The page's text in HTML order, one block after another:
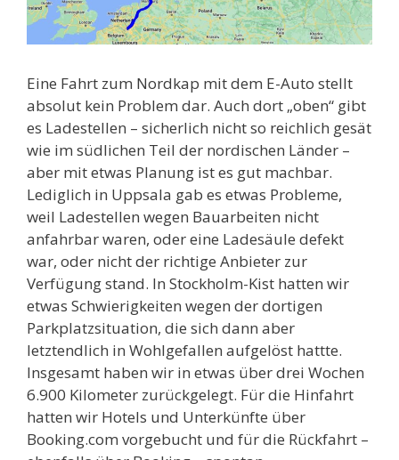
Eine Fahrt zum Nordkap mit dem E-Auto stellt
absolut kein Problem dar. Auch dort „oben“ gibt
es Ladestellen – sicherlich nicht so reichlich gesät
wie im südlichen Teil der nordischen Länder –
aber mit etwas Planung ist es gut machbar.
Lediglich in Uppsala gab es etwas Probleme,
weil Ladestellen wegen Bauarbeiten nicht
anfahrbar waren, oder eine Ladesäule defekt
war, oder nicht der richtige Anbieter zur
Verfügung stand. In Stockholm-Kist hatten wir
etwas Schwierigkeiten wegen der dortigen
Parkplatzsituation, die sich dann aber
letztendlich in Wohlgefallen aufgelöst hattte.
Insgesamt haben wir in etwas über drei Wochen
6.900 Kilometer zurückgelegt. Für die Hinfahrt
hatten wir Hotels und Unterkünfte über
Booking.com vorgebucht und für die Rückfahrt –